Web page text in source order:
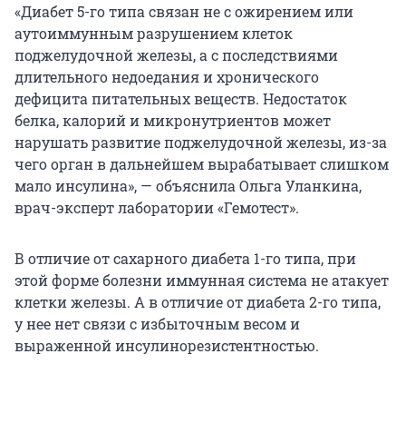
«Диабет 5-го типа связан не с ожирением или
аутоиммунным разрушением клеток
поджелудочной железы, а с последствиями
длительного недоедания и хронического
дефицита питательных веществ. Недостаток
белка, калорий и микронутриентов может
нарушать развитие поджелудочной железы, из-за
чего орган в дальнейшем вырабатывает слишком
мало инсулина», — объяснила Ольга Уланкина,
врач-эксперт лаборатории «Гемотест».
В отличие от сахарного диабета 1-го типа, при
этой форме болезни иммунная система не атакует
клетки железы. А в отличие от диабета 2-го типа,
у нее нет связи с избыточным весом и
выраженной инсулинорезистентностью.